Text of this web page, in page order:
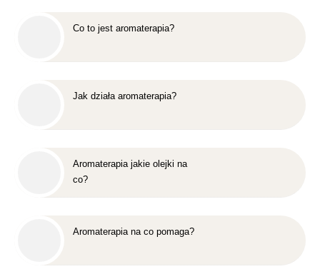
Co to jest aromaterapia?
Jak działa aromaterapia?
Aromaterapia jakie olejki na
co?
Aromaterapia na co pomaga?